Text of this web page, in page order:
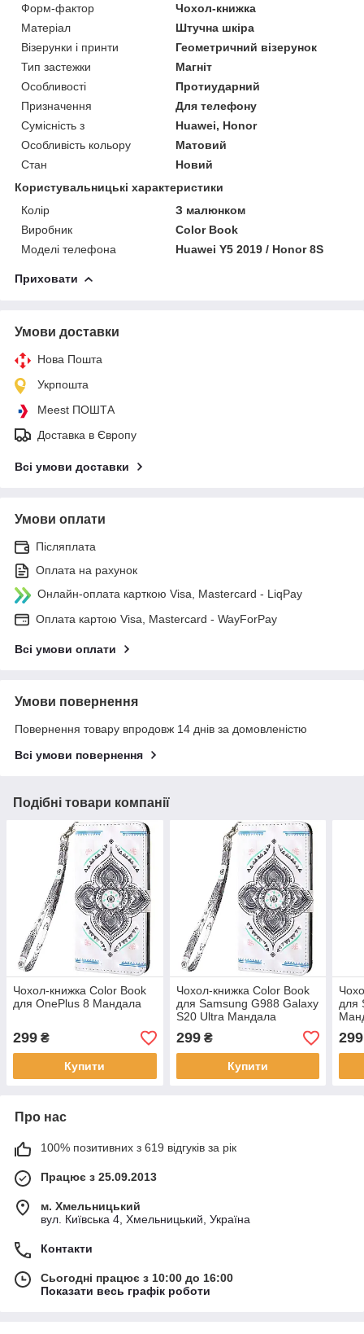
Форм-фактор
Чохол-книжка
Матеріал
Штучна шкіра
Візерунки і принти
Геометричний візерунок
Тип застежки
Магніт
Особливості
Протиударний
Призначення
Для телефону
Сумісність з
Huawei, Honor
Особливість кольору
Матовий
Стан
Новий
Користувальницькі характеристики
Колір
З малюнком
Виробник
Color Book
Моделі телефона
Huawei Y5 2019 / Honor 8S
Приховати
Умови доставки
Нова Пошта
Укрпошта
Meest ПОШТА
Доставка в Європу
Всі умови доставки
Умови оплати
Післяплата
Оплата на рахунок
Онлайн-оплата карткою Visa, Mastercard - LiqPay
Оплата картою Visa, Mastercard - WayForPay
Всі умови оплати
Умови повернення
Повернення товару впродовж 14 днів за домовленістю
Всі умови повернення
Подібні товари компанії
Чохол-книжка Color Book
для OnePlus 8 Мандала
299 ₴
Купити
Чохол-книжка Color Book
для Samsung G988 Galaxy
S20 Ultra Мандала
299₴
Купити
для
299
Про нас
100% позитивних з 619 відгуків за рік
Працює з 25.09.2013
м. Хмельницький
вул. Київська 4, Хмельницький, Україна
Контакти
Сьогодні працює з 10:00 до 16:00
Показати весь графік роботи